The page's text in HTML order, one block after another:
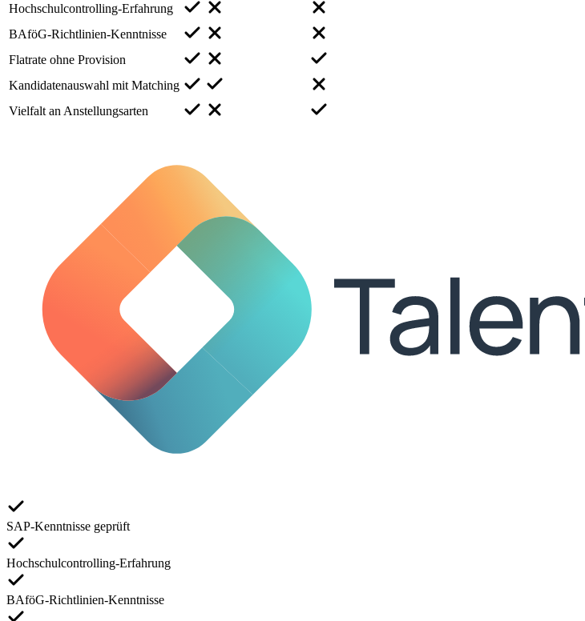
Hochschulcontrolling-Erfahrung
BAföG-Richtlinien-Kenntnisse
Flatrate ohne Provision
Kandidatenauswahl mit Matching
Vielfalt an Anstellungsarten
SAP-Kenntnisse geprüft
Hochschulcontrolling-Erfahrung
BAföG-Richtlinien-Kenntnisse